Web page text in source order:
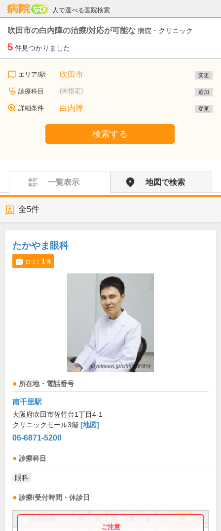
人で選べる医院検索
病院なび
吹田市の白内障の治療/対応が可能な 病院・クリニック
5 件見つかりました
エリア/駅 吹田市 変更
診療科目 (未指定) 追加
詳細条件 白内障 変更
検索する
一覧表示 地図で検索
全5件
たかやま眼科
口コミ 1件
所在地・電話番号
南千里駅
大阪府吹田市佐竹台1丁目4-1
クリニックモール3階 [地図]
06-6871-5200
診療科目
眼科
診療/受付時間・休診日
祝